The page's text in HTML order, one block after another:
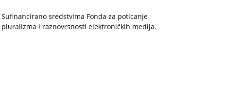
Sufinancirano sredstvima Fonda za poticanje
pluralizma i raznovrsnosti elektroničkih medija.